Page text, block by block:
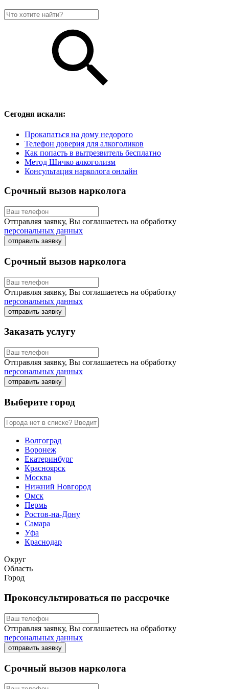
Сегодня искали:
Прокапаться на дому недорого
Телефон доверия для алкоголиков
Как попасть в вытрезвитель бесплатно
Метод Шичко алкоголизм
Консультация нарколога онлайн
Срочный вызов нарколога
Отправляя заявку, Вы соглашаетесь на обработку
персональных данных
отправить заявку
Срочный вызов нарколога
Отправляя заявку, Вы соглашаетесь на обработку
персональных данных
отправить заявку
Заказать услугу
Отправляя заявку, Вы соглашаетесь на обработку
персональных данных
отправить заявку
Выберите город
Волгоград
Воронеж
Екатеринбург
Красноярск
Москва
Нижний Новгород
Омск
Пермь
Ростов-на-Дону
Самара
Уфа
Краснодар
Округ
Область
Город
Проконсультироваться по рассрочке
Отправляя заявку, Вы соглашаетесь на обработку
персональных данных
отправить заявку
Срочный вызов нарколога